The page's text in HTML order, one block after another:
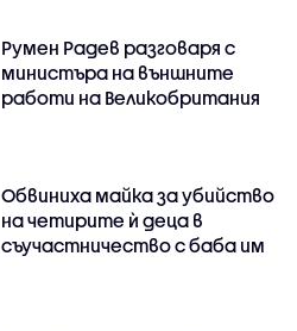
Румен Радев разговаря с
министъра на външните
работи на Великобритания
Обвиниха майка за убийство
на четирите ѝ деца в
съучастничество с баба им